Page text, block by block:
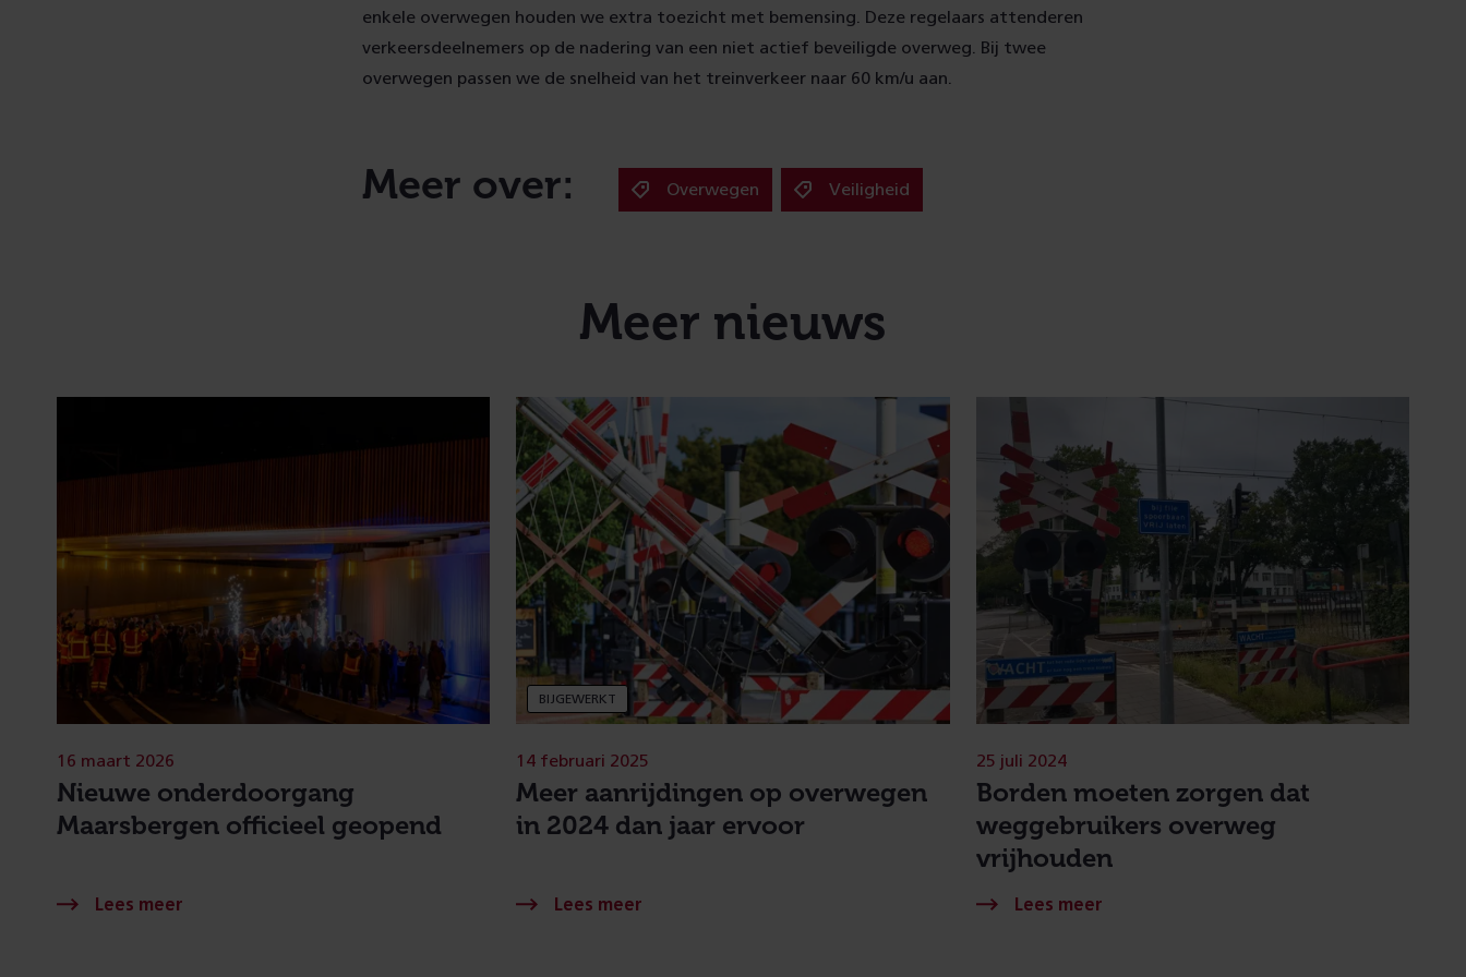
enkele overwegen houden we extra toezicht met bemensing. Deze regelaars attenderen
verkeersdeelnemers op de nadering van een niet actief beveiligde overweg. Bij twee
overwegen passen we de snelheid van het treinverkeer naar 60 km/u aan.
Meer over: Overwegen Veiligheid
Meer nieuws
Nieuwe onderdoorgang
Maarsbergen officieel geopend
16 maart 2026
BIJGEWERKT
Meer aanrijdingen op overwegen
in 2024 dan jaar ervoor
14 februari 2025
Borden moeten zorgen dat
weggebruikers overweg
vrijhouden
25 juli 2024